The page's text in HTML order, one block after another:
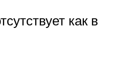
как в